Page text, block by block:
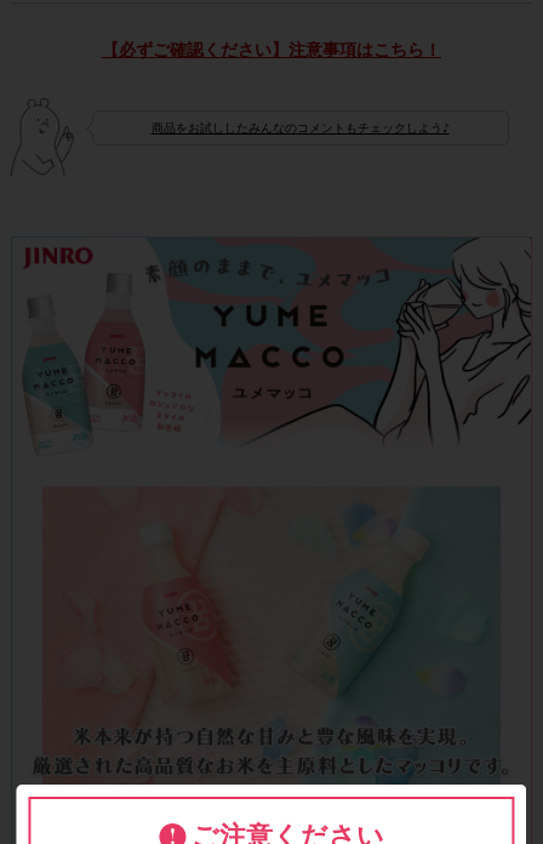
【必ずご確認ください】注意事項はこちら！
商品をお試ししたみんなのコメントもチェックしよう♪
ご注意ください